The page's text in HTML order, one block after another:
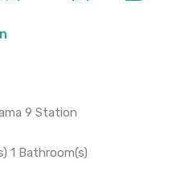
9 Station
1 Bathroom(s)